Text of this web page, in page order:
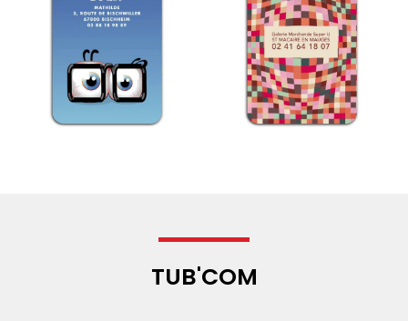
TUB'COM